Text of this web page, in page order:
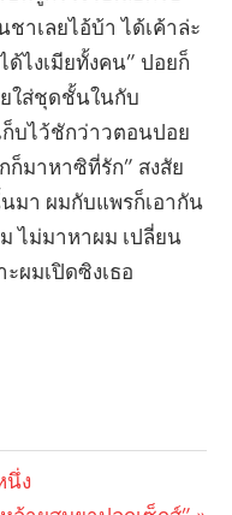
าเลยไอ้บ้า ได้เค้าล่ะ
ด้ไงเมียทั้งคน” ปอยก็
ใส่ชุดชั้นในกับ
ก็บไว้ชักว่าวตอนปอย
ก็มาหาซิที่รัก” สงสัย
มา ผมกับแพรก็เอากัน
ไม่มาหาผม เปลี่ยน
ผมเปิดซิงเธอ
นึ่ง